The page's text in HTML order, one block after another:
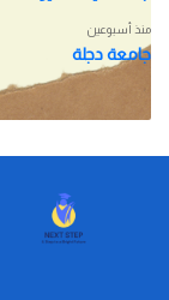
منذ أسبوعين
جامعة دجلة